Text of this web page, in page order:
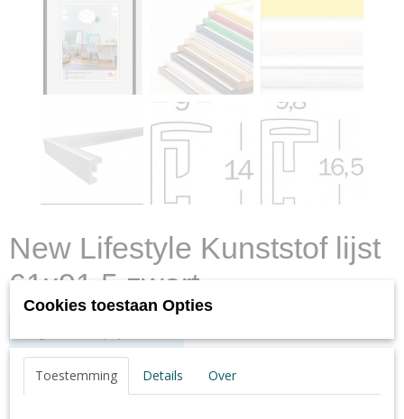
New Lifestyle Kunststof lijst
61x91,5 zwart
Op voorraad- Levertijd max. 2 werkdagen
Cookies toestaan Opties
Toestemming Details Over